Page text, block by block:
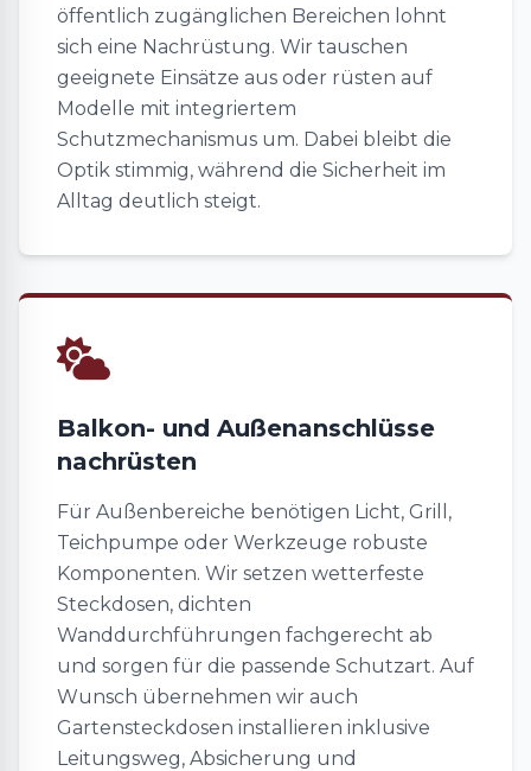
öffentlich zugänglichen Bereichen lohnt
sich eine Nachrüstung. Wir tauschen
geeignete Einsätze aus oder rüsten auf
Modelle mit integriertem
Schutzmechanismus um. Dabei bleibt die
Optik stimmig, während die Sicherheit im
Alltag deutlich steigt.
Balkon- und Außenanschlüsse
nachrüsten
Für Außenbereiche benötigen Licht, Grill,
Teichpumpe oder Werkzeuge robuste
Komponenten. Wir setzen wetterfeste
Steckdosen, dichten
Wanddurchführungen fachgerecht ab
und sorgen für die passende Schutzart. Auf
Wunsch übernehmen wir auch
Gartensteckdosen installieren inklusive
Leitungsweg, Absicherung und